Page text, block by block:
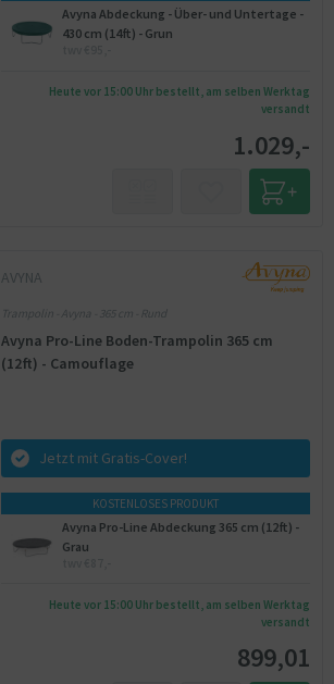
Avyna Abdeckung - Über- und Untertage -
430 cm (14ft) - Grun
Heute vor 15:00 Uhr bestellt, am selben Werktag
versandt
1.029,-
AVYNA
Trampolin - Avyna - 365 cm - Rund
Avyna Pro-Line Boden-Trampolin 365 cm
(12ft) - Camouflage
Jetzt mit Gratis-Cover!
KOSTENLOSES PRODUKT
Avyna Pro-Line Abdeckung 365 cm (12ft) -
Grau
Heute vor 15:00 Uhr bestellt, am selben Werktag
versandt
899,01